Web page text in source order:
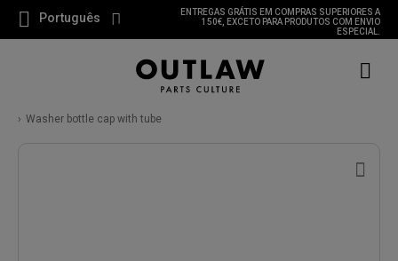
Português
ENTREGAS GRÁTIS EM COMPRAS SUPERIORES A
150€, EXCETO PARA PRODUTOS COM ENVIO
ESPECIAL.
Washer bottle cap with tube